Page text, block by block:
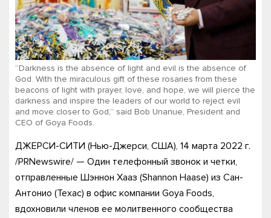
“Darkness is the absence of light and evil is the absence of
God. With the miraculous gift of these rosaries from these
beacons of light with prayer, love, and hope, we will pierce the
darkness and inspire the leaders of our world to reject evil
and move closer to God,” said Bob Unanue, President and
CEO of Goya Foods.
ДЖЕРСИ-СИТИ (Нью-Джерси, США), 14 марта 2022 г.
/PRNewswire/ — Один телефонный звонок и четки,
отправленные Шэннон Хааз (Shannon Haase) из Сан-
Антонио (Техас) в офис компании Goya Foods,
вдохновили членов ее молитвенного сообщества